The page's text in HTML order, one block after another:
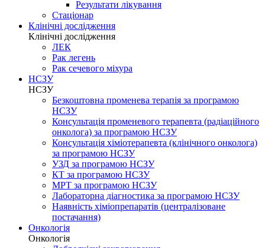
Результати лікування
Стаціонар
Клінічні дослідження
Клінічні дослідження
ЛЕК
Рак легень
Рак сечевого міхура
НСЗУ
НСЗУ
Безкоштовна променева терапія за програмою
НСЗУ
Консультація променевого терапевта (радіаційного
онколога) за програмою НСЗУ
Консультація хіміотерапевта (клінічного онколога)
за програмою НСЗУ
УЗД за програмою НСЗУ
КТ за програмою НСЗУ
МРТ за програмою НСЗУ
Лабораторна діагностика за програмою НСЗУ
Наявність хіміопрепаратів (централізоване
постачання)
Онкологія
Онкологія